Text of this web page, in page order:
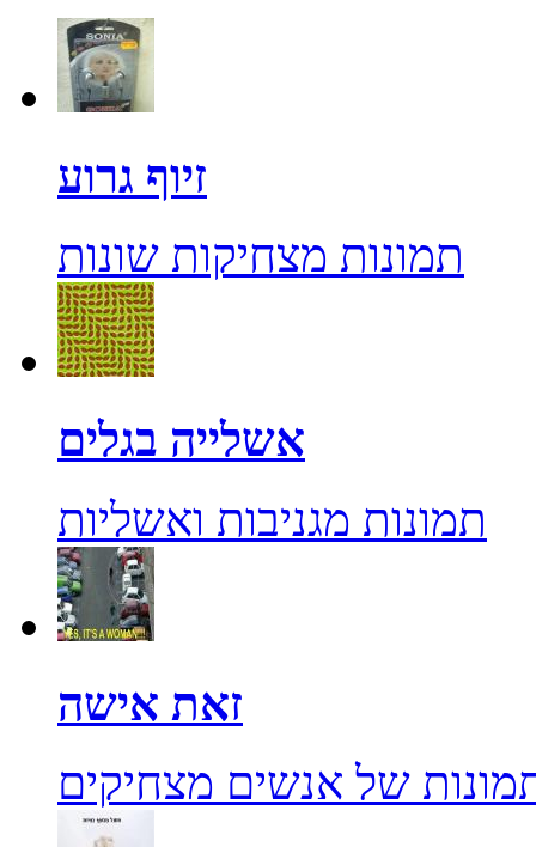
זיוף גרוע
תמונות מצחיקות שונות
אשלייה בגלים
תמונות מגניבות ואשליות
זאת אישה
של אנשים מצחיקים